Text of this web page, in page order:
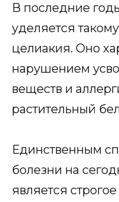
В последние
уделяется
целиакия. Оно
нарушением
веществ и
растительный
Единственным
болезни на
является